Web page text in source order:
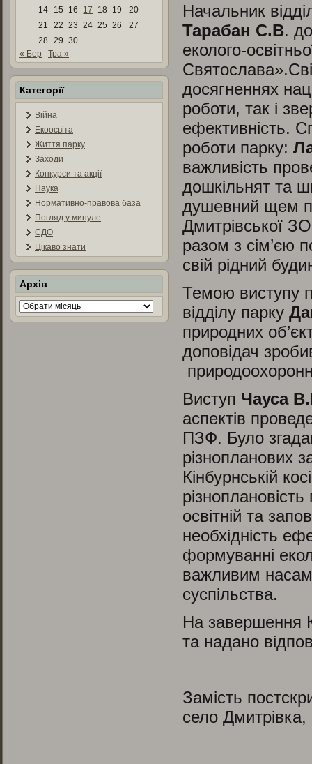
14
15 16 17 18 19
20
21
22 23 24 25 26
27
28
29
30
« Бер
Тра »
Категорії
Війна
Екоосвіта
Життя парку
Заходи
Конкурси та акції
Наука
Нормативно-правова база
Погляд у минуле
СДО
Цікаво знати
Архів
Архів
Начальник
Тарабан С.В.
еколого-
досягненнях
роботи, так і
ефективність.
роботи парку:
важливість
дошкільнят та
душевний щем
Дмитрівської
разом з сім’єю
свій рідний
Темою виступу
відділу парку
природних
доповідач
Виступ Чауса
аспектів
ПЗФ. Було
різнопланових
Кінбурнській
освітній та
необхідність
формуванні
важливим
суспільства.
На завершення
та надано
Замість
село